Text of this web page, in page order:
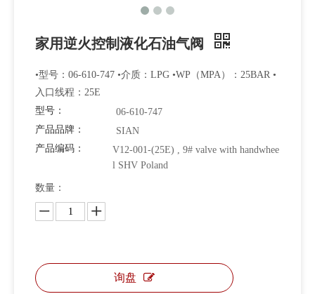
家用逆火控制液化石油气阀
•型号：06-610-747 •介质：LPG •WP（MPA）：25BAR •
入口线程：25E
型号：
06-610-747
产品品牌：
SIAN
产品编码：
V12-001-(25E) , 9# valve with handwhee
l SHV Poland
数量：
询盘